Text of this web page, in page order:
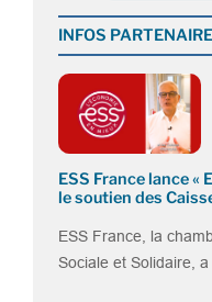
INFOS
ESS France lance «
le soutien des
ESS France, la
Sociale et Solidaire,